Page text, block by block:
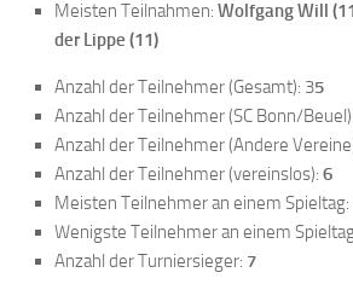
En passant
Ausschreibungen
Links
Meisten Teilnahmen: Wolfgang Will
der Lippe (11)
Anzahl der Teilnehmer (Gesamt): 35
Anzahl der Teilnehmer (SC Bonn/Beuel):
Anzahl der Teilnehmer (Andere
Anzahl der Teilnehmer (vereinslos): 6
Meisten Teilnehmer an einem Spieltag:
Wenigste Teilnehmer an einem
Anzahl der Turniersieger: 7